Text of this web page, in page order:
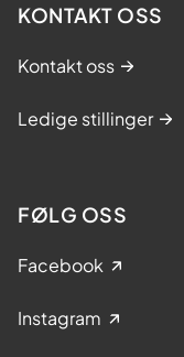
KONTAKT OSS
Kontakt oss
Ledige stillinger
FØLG OSS
Facebook
Instagram